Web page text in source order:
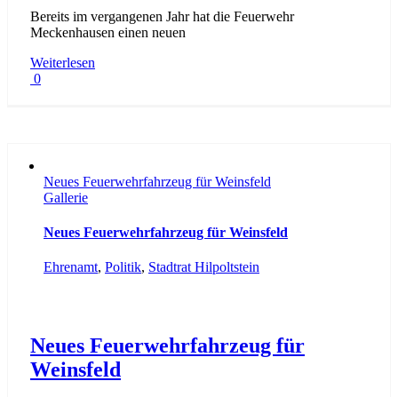
Bereits im vergangenen Jahr hat die Feuerwehr
Meckenhausen einen neuen
Weiterlesen
0
Neues Feuerwehrfahrzeug für Weinsfeld
Gallerie
Neues Feuerwehrfahrzeug für Weinsfeld
Ehrenamt, Politik, Stadtrat Hilpoltstein
Neues Feuerwehrfahrzeug für
Weinsfeld